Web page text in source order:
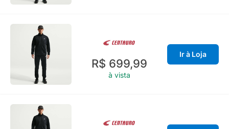
R$ 699,99
à vista
Ir à Loja